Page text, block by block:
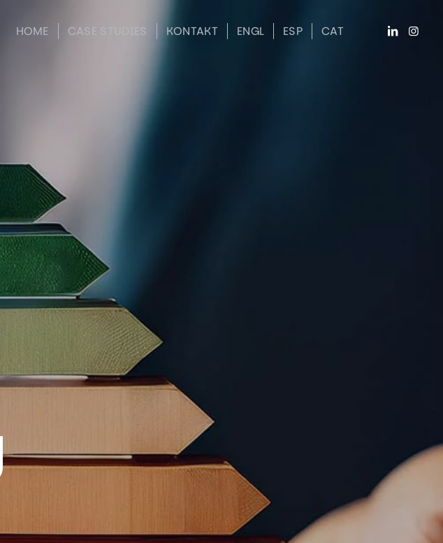
HOME CASE STUDIES KONTAKT ENGL ESP CAT